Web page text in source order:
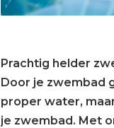
Prachtig helder
Door je zwembad
proper water,
je zwembad. Met